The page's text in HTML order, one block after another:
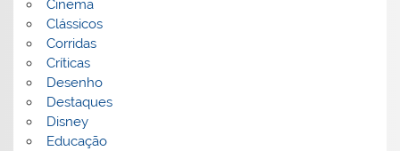
Cinema
Clássicos
Corridas
Críticas
Desenho
Destaques
Disney
Educação